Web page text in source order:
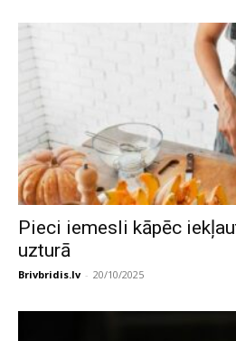
Pieci iemesli kāpēc
uzturā
Brivbridis.lv - 20/10/2025